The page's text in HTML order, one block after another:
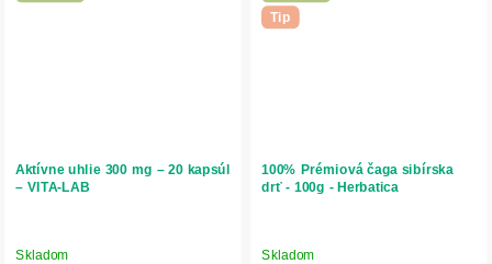
Aktívne uhlie 300 mg – 20 kapsúl
– VITA-LAB
Skladom
Tip
100% Prémiová čaga sibírska
drť - 100g - Herbatica
Skladom